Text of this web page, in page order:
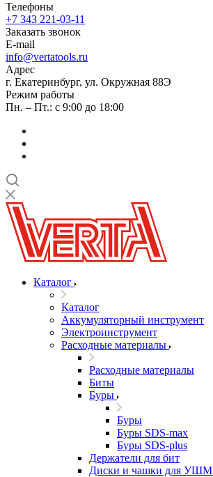
Телефоны
+7 343 221-03-11
Заказать звонок
E-mail
info@vertatools.ru
Адрес
г. Екатеринбург, ул. Окружная 88Э
Режим работы
Пн. – Пт.: с 9:00 до 18:00
Каталог
Каталог
Аккумуляторный инструмент
Электроинструмент
Расходные материалы
Расходные материалы
Биты
Буры
Буры
Буры SDS-max
Буры SDS-plus
Держатели для бит
Диски и чашки для УШМ